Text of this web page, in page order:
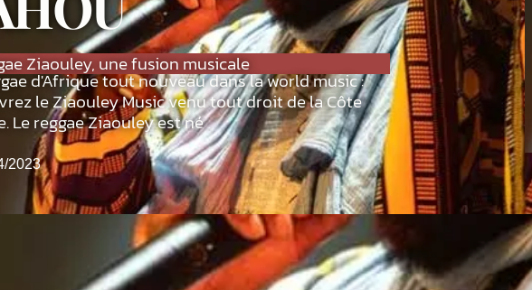
Ziaouley, une fusion musicale
d'Afrique tout nouveau dans la world music :
le Ziaouley Music venu tout droit de la Côte
Le reggae Ziaouley est né
2023